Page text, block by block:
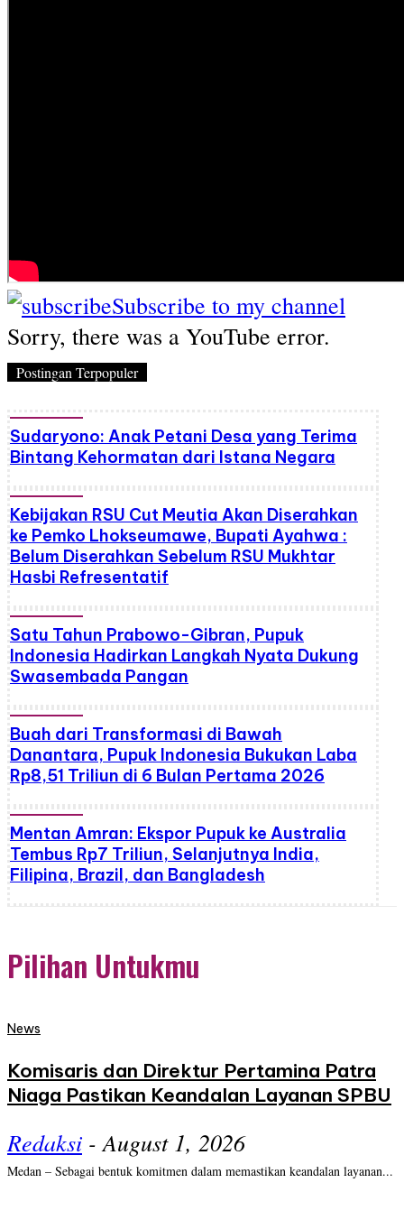
Subscribe to my channel
Sorry, there was a YouTube error.
Postingan Terpopuler
Sudaryono: Anak Petani Desa yang Terima
Bintang Kehormatan dari Istana Negara
Kebijakan RSU Cut Meutia Akan Diserahkan
ke Pemko Lhokseumawe, Bupati Ayahwa :
Belum Diserahkan Sebelum RSU Mukhtar
Hasbi Refresentatif
Satu Tahun Prabowo-Gibran, Pupuk
Indonesia Hadirkan Langkah Nyata Dukung
Swasembada Pangan
Buah dari Transformasi di Bawah
Danantara, Pupuk Indonesia Bukukan Laba
Rp8,51 Triliun di 6 Bulan Pertama 2026
Mentan Amran: Ekspor Pupuk ke Australia
Tembus Rp7 Triliun, Selanjutnya India,
Filipina, Brazil, dan Bangladesh
Pilihan Untukmu
News
Komisaris dan Direktur Pertamina Patra
Niaga Pastikan Keandalan Layanan SPBU
Redaksi - August 1, 2026
Medan – Sebagai bentuk komitmen dalam memastikan keandalan layanan...